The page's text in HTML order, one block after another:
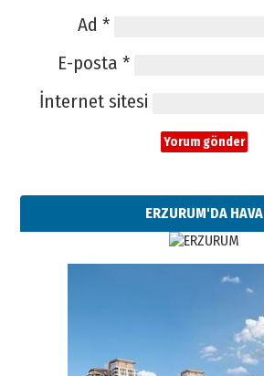
Ad *
E-posta *
İnternet sitesi
ERZURUM'DA HAVA